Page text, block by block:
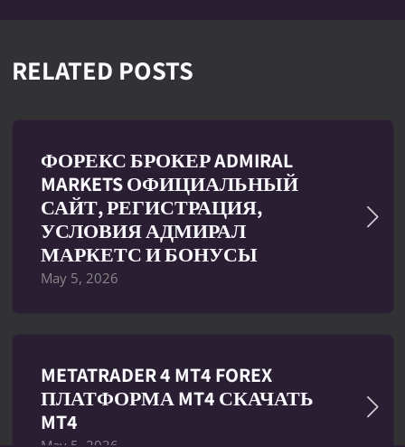
RELATED POSTS
ФОРЕКС БРОКЕР ADMIRAL
MARKETS ОФИЦИАЛЬНЫЙ
САЙТ, РЕГИСТРАЦИЯ,
УСЛОВИЯ АДМИРАЛ
МАРКЕТС И БОНУСЫ
May 5, 2026
METATRADER 4 MT4 FOREX
ПЛАТФОРМА MT4 СКАЧАТЬ
MT4